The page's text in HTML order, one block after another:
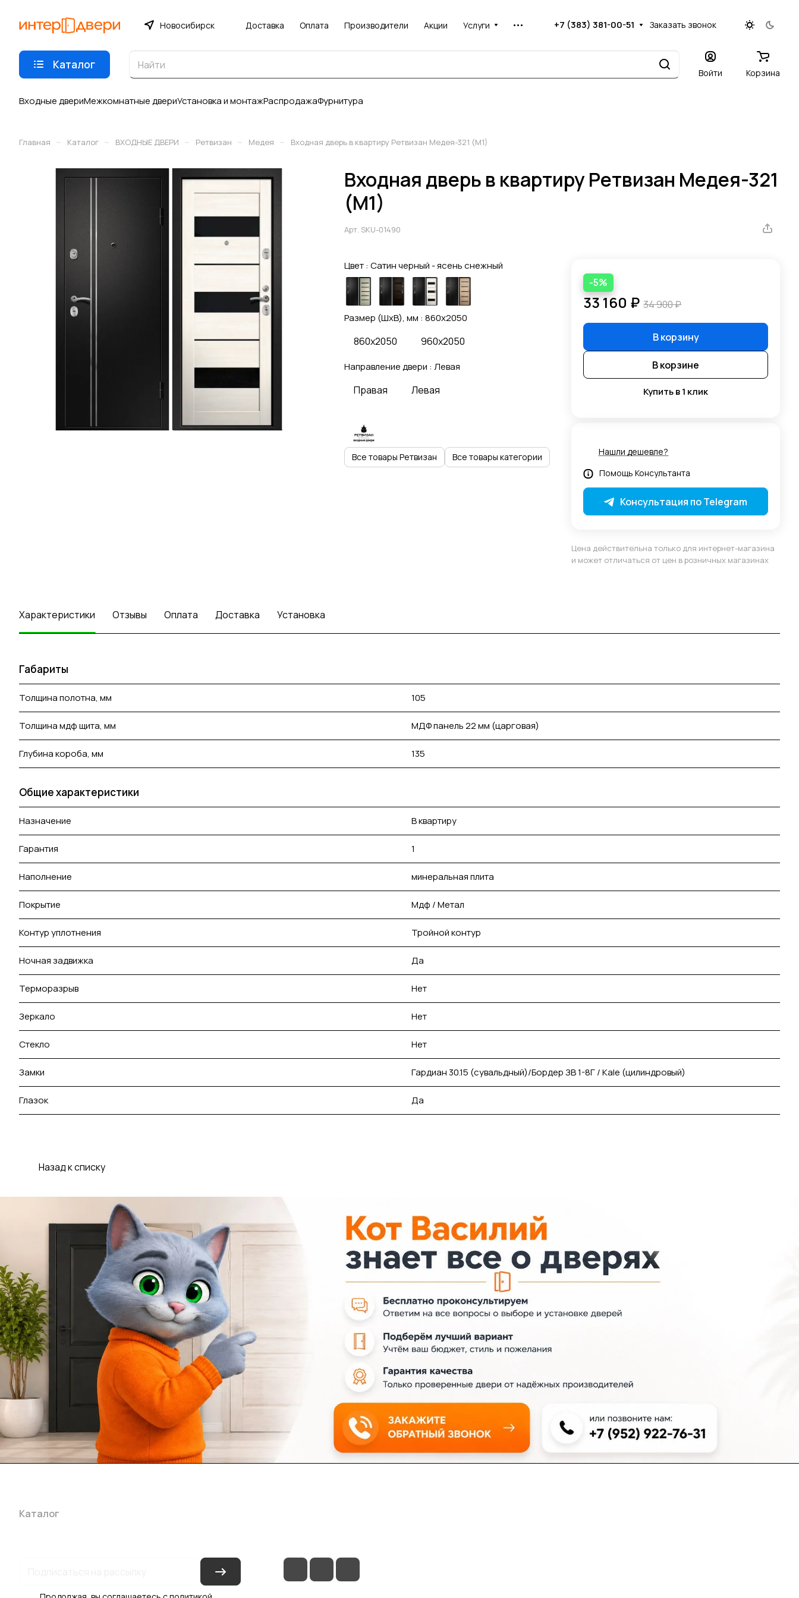
Новосибирск Доставка Оплата Производители Акции Услуги +7 (383) 381-00-51 Заказать звонок
Каталог
Войти Корзина
Входные двериМежкомнатные двериУстановка и монтажРаспродажаФурнитура
Главная – Каталог – ВХОДНЫЕ ДВЕРИ – Ретвизан – Медея – Входная дверь в квартиру Ретвизан Медея-321 (М1)
Входная дверь в квартиру Ретвизан Медея-321
(М1)
Арт. SKU-01490
Цвет : Сатин черный - ясень снежный
Размер (ШхВ), мм : 860x2050
860x2050 960x2050
Направление двери : Левая
Правая Левая
Все товары Ретвизан Все товары категории
-5%
33 160 ₽ 34 900 ₽
В корзину
В корзине
Купить в 1 клик
Нашли дешевле?
Помощь Консультанта
Консультация по Telegram
Цена действительна только для интернет-магазина
и может отличаться от цен в розничных магазинах
Характеристики Отзывы Оплата Доставка Установка
Габариты
Толщина полотна, мм 105
Толщина мдф щита, мм МДФ панель 22 мм (царговая)
Глубина короба, мм 135
Общие характеристики
Назначение В квартиру
Гарантия 1
Наполнение минеральная плита
Покрытие Мдф / Метал
Контур уплотнения Тройной контур
Ночная задвижка Да
Терморазрыв Нет
Зеркало Нет
Стекло Нет
Замки Гардиан 30.15 (сувальдный)/Бордер ЗВ 1-8Г / Kale (цилиндровый)
Глазок Да
Назад к списку
Каталог